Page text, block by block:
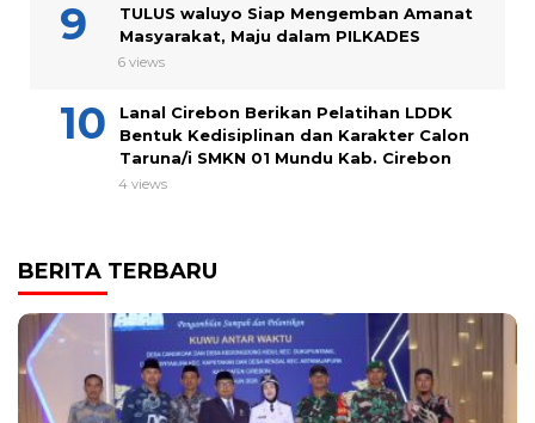
TULUS waluyo Siap Mengemban Amanat
Masyarakat, Maju dalam PILKADES
6 views
Lanal Cirebon Berikan Pelatihan LDDK
Bentuk Kedisiplinan dan Karakter Calon
Taruna/i SMKN 01 Mundu Kab. Cirebon
4 views
BERITA TERBARU